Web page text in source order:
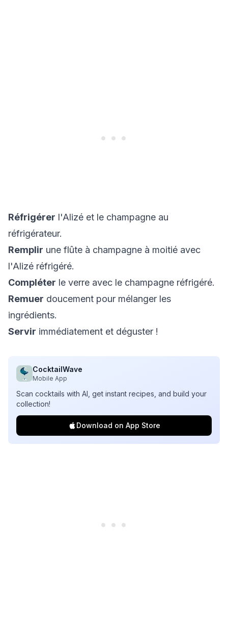
Réfrigérer l'Alizé et le champagne au
réfrigérateur.
Remplir une flûte à champagne à moitié avec
l'Alizé réfrigéré.
Compléter le verre avec le champagne réfrigéré.
Remuer doucement pour mélanger les
ingrédients.
Servir immédiatement et déguster !
CocktailWave
Mobile App
Scan cocktails with AI, get instant recipes, and build your
collection!
Download on App Store